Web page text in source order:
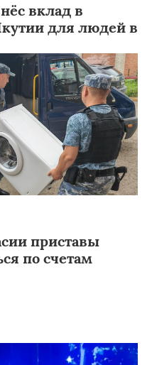
вклад в
для людей в
приставы
по счетам